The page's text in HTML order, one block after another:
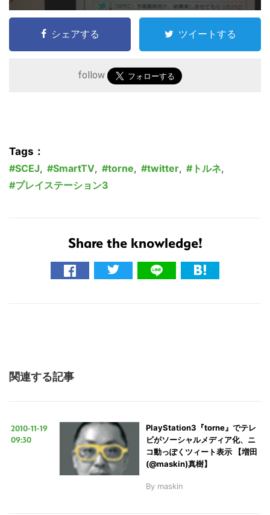
シェアする ツイートする
follow
Tags：
SCEJ, SmartTV, torne, twitter, トルネ,
プレイステーション3
Share the knowledge!
関連する記事
2010-11-19
09:30
PlayStation3『torne』でテレ
ビがソーシャルメディア化、ニ
コ動っぽくツィート表示 【増田
(@maskin)真樹】
By maskin